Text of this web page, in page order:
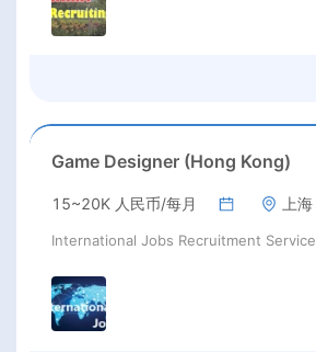
Game Designer (Hong Kong)
15~20K 人民币/每月 上海
International Jobs Recruitment Service